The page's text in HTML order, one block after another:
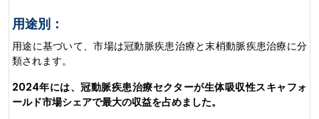
用途別：
用途に基づいて、市場は冠動脈疾患治療と末梢動脈疾患治療に分
類されます。
2024年には、冠動脈疾患治療セクターが生体吸収性スキャフォ
ールド市場シェアで最大の収益を占めました。